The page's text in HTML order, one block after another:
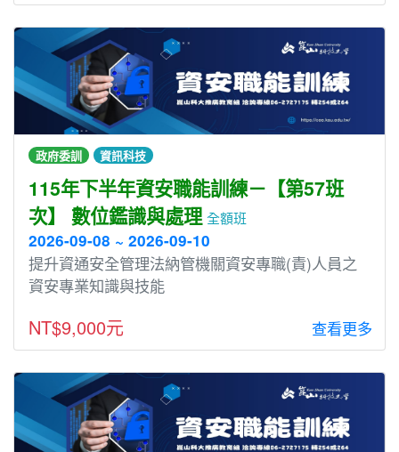
政府委訓 資訊科技
115年下半年資安職能訓練－【第57班
次】 數位鑑識與處理 全額班
2026-09-08 ~ 2026-09-10
提升資通安全管理法納管機關資安專職(責)人員之
資安專業知識與技能
NT$9,000元 查看更多